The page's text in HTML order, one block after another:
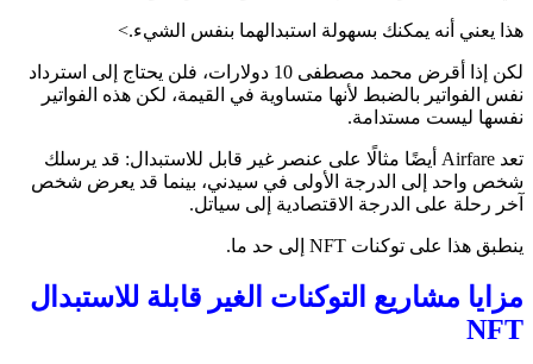
هذا يعني أنه يمكنك بسهولة استبدالهما بنفس الشيء.>
لكن إذا أقرض محمد مصطفى 10 دولارات، فلن يحتاج إلى استرداد
نفس الفواتير بالضبط لأنها متساوية في القيمة، لكن هذه الفواتير
نفسها ليست مستدامة.
تعد Airfare أيضًا مثالًا على عنصر غير قابل للاستبدال: قد يرسلك
شخص واحد إلى الدرجة الأولى في سيدني، بينما قد يعرض شخص
آخر رحلة على الدرجة الاقتصادية إلى سياتل.
ينطبق هذا على توكنات NFT إلى حد ما.
مزايا مشاريع التوكنات الغير قابلة للاستبدال
NFT